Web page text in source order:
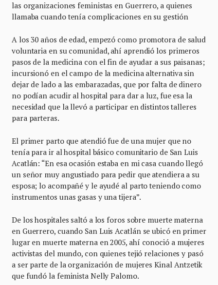
las organizaciones feministas en Guerrero, a quienes
llamaba cuando tenía complicaciones en su gestión
A los 30 años de edad, empezó como promotora de salud
voluntaria en su comunidad, ahí aprendió los primeros
pasos de la medicina con el fin de ayudar a sus paisanas;
incursionó en el campo de la medicina alternativa sin
dejar de lado a las embarazadas, que por falta de dinero
no podían acudir al hospital para dar a luz, fue esa la
necesidad que la llevó a participar en distintos talleres
para parteras.
El primer parto que atendió fue de una mujer que no
tenía para ir al hospital básico comunitario de San Luis
Acatlán: “En esa ocasión estaba en mi casa cuando llegó
un señor muy angustiado para pedir que atendiera a su
esposa; lo acompañé y le ayudé al parto teniendo como
instrumentos unas gasas y una tijera”.
De los hospitales saltó a los foros sobre muerte materna
en Guerrero, cuando San Luis Acatlán se ubicó en primer
lugar en muerte materna en 2005, ahí conoció a mujeres
activistas del mundo, con quienes tejió relaciones y pasó
a ser parte de la organización de mujeres Kinal Antzetik
que fundó la feminista Nelly Palomo.